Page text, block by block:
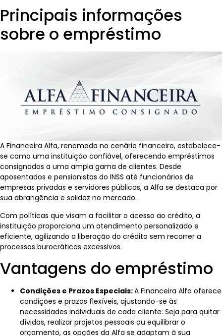
Principais informações
sobre o empréstimo
A Financeira Alfa, renomada no cenário financeiro, estabelece-
se como uma instituição confiável, oferecendo empréstimos
consignados a uma ampla gama de clientes. Desde
aposentados e pensionistas do INSS até funcionários de
empresas privadas e servidores públicos, a Alfa se destaca por
sua abrangência e solidez no mercado.
Com políticas que visam a facilitar o acesso ao crédito, a
instituição proporciona um atendimento personalizado e
eficiente, agilizando a liberação do crédito sem recorrer a
processos burocráticos excessivos.
Vantagens do empréstimo
Condições e Prazos Especiais:A Financeira Alfa oferece
condições e prazos flexíveis, ajustando-se às
necessidades individuais de cada cliente. Seja para quitar
dívidas, realizar projetos pessoais ou equilibrar o
orçamento, as opções da Alfa se adaptam à sua